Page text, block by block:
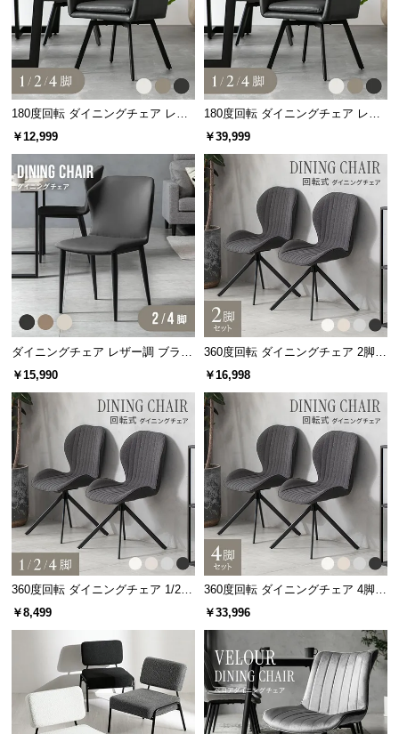
約
に
つ
い
て
お
客
様
ー
ト
お
知
せ
ブ
ロ
グ
企
業
報
180度回転 ダイニングチェア レザ
ー調 1/2/4脚セット スチールレッグ
￥12,999
180度回転 ダイニングチェア レザ
ー調 4脚セット スチールレッグ ブ
￥39,999
ダイニングチェア レザー調 ブラッ
ク脚 2脚/4脚セット 包み込むフォ
￥15,990
360度回転 ダイニングチェア 2脚セ
ット
￥16,998
360度回転 ダイニングチェア 1/2/4
脚セット
￥8,499
360度回転 ダイニングチェア 4脚セ
ット
￥33,996